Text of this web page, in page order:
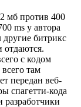
мб против 400
ms у автора
другие битрикс
отдаются.
с кодом
там
передан веб-
спагетти-кода
разработчики